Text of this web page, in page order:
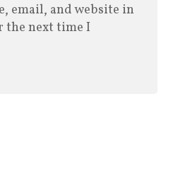
email, and website in
the next time I